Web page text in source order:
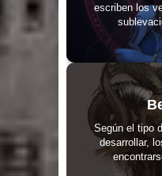
escriben los
Según el tipo
desarrollar,